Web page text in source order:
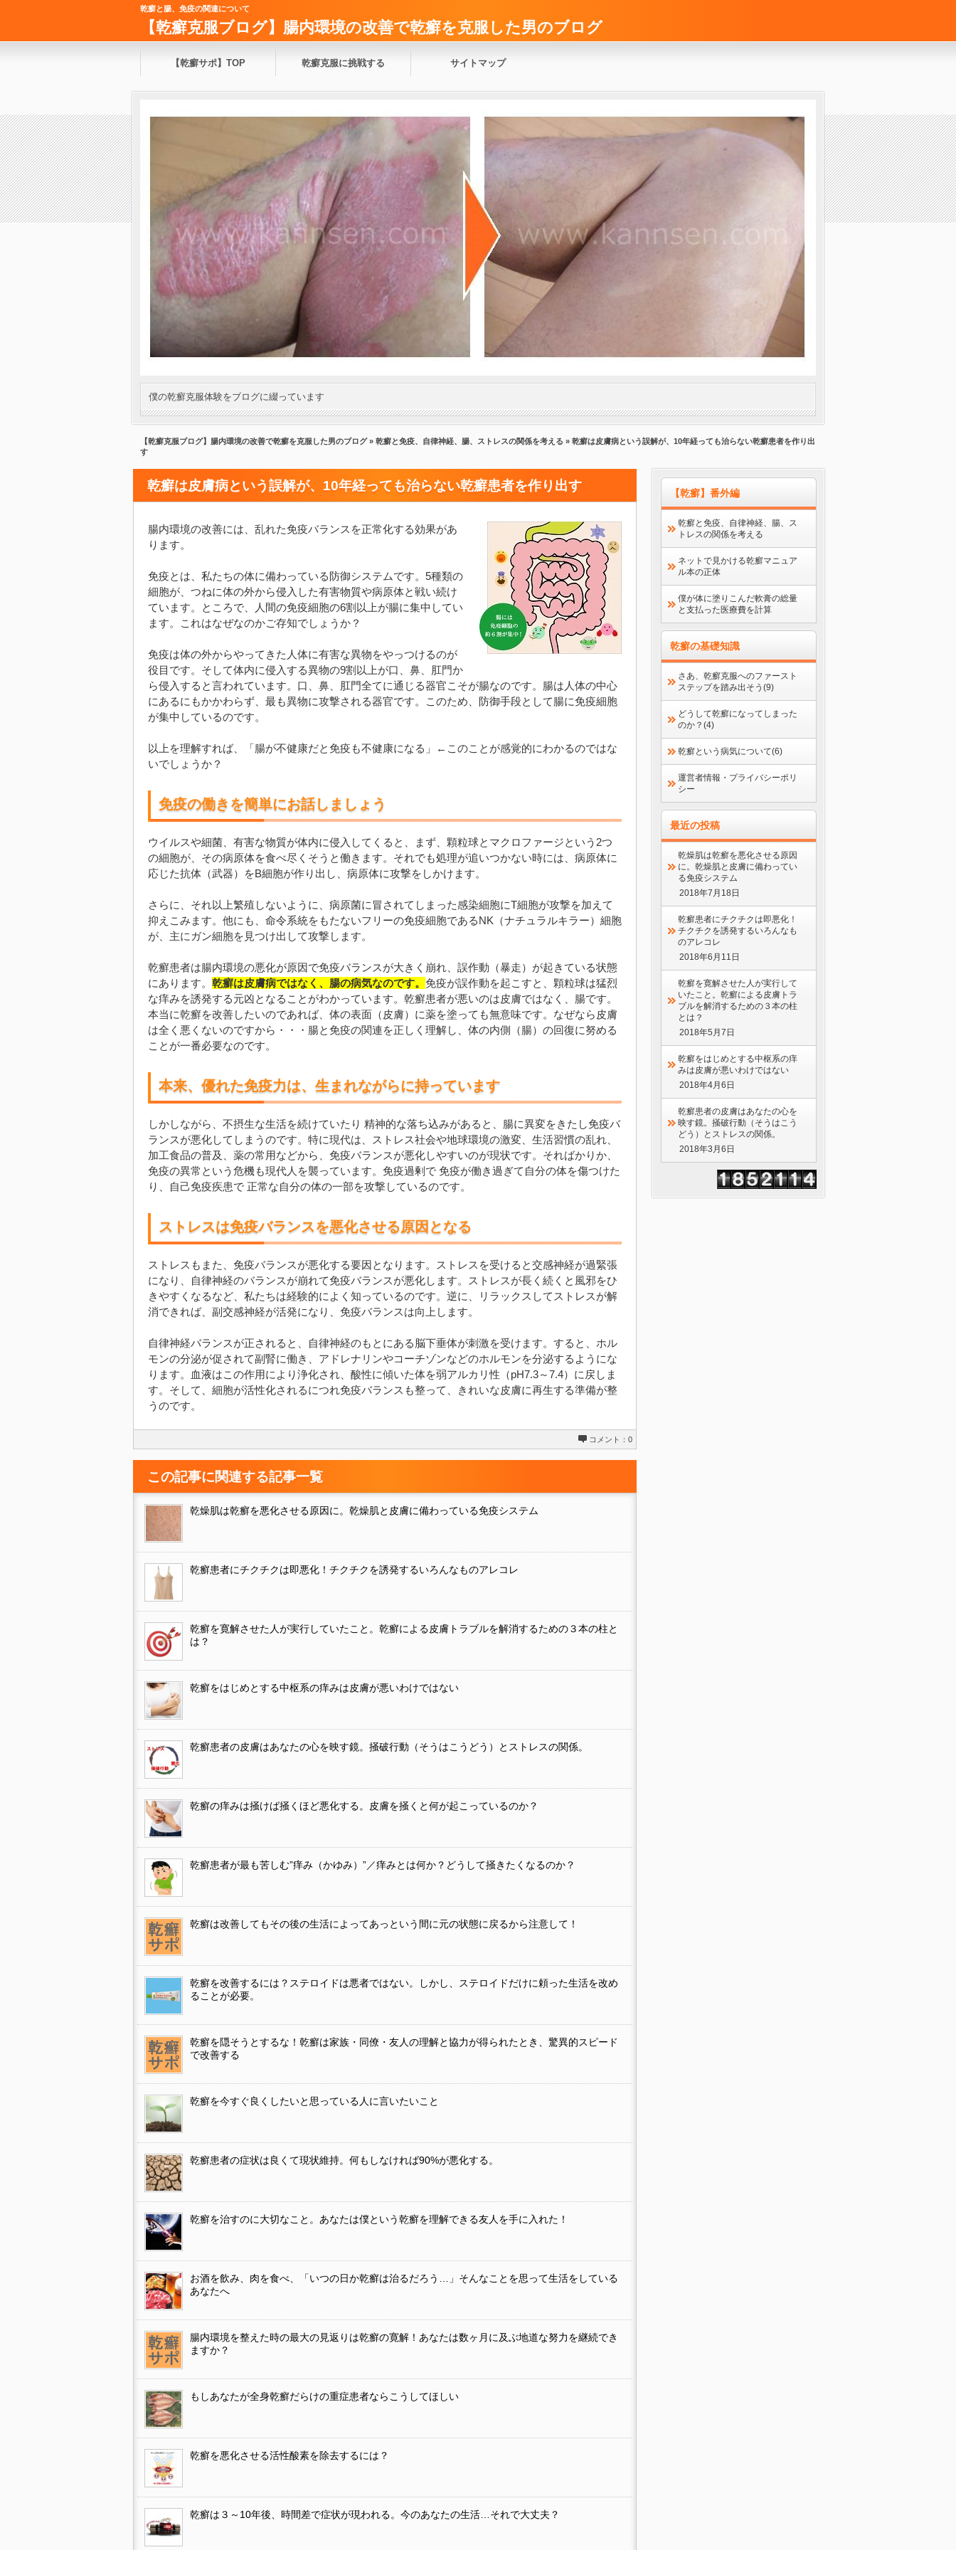
乾癬と腸、免疫の関連について
【乾癬克服ブログ】腸内環境の改善で乾癬を克服した男のブログ
【乾癬サポ】TOP 乾癬克服に挑戦する サイトマップ
僕の乾癬克服体験をブログに綴っています
【乾癬克服ブログ】腸内環境の改善で乾癬を克服した男のブログ» 乾癬と免疫、自律神経、腸、ストレスの関係を考える » 乾癬は皮膚病という誤解が、10年経っても治らない乾癬患者を作り出
す
乾癬は皮膚病という誤解が、10年経っても治らない乾癬患者を作り出す
腸内環境の改善には、乱れた免疫バランスを正常化する効果があ
ります。
免疫とは、私たちの体に備わっている防御システムです。5種類の
細胞が、つねに体の外から侵入した有害物質や病原体と戦い続け
ています。ところで、人間の免疫細胞の6割以上が腸に集中してい
ます。これはなぜなのかご存知でしょうか？
免疫は体の外からやってきた人体に有害な異物をやっつけるのが
役目です。そして体内に侵入する異物の9割以上が口、鼻、肛門か
ら侵入すると言われています。口、鼻、肛門全てに通じる器官こそが腸なのです。腸は人体の中心
にあるにもかかわらず、最も異物に攻撃される器官です。このため、防御手段として腸に免疫細胞
が集中しているのです。
以上を理解すれば、「腸が不健康だと免疫も不健康になる」←このことが感覚的にわかるのではな
いでしょうか？
免疫の働きを簡単にお話しましょう
ウイルスや細菌、有害な物質が体内に侵入してくると、まず、顆粒球とマクロファージという2つ
の細胞が、その病原体を食べ尽くそうと働きます。それでも処理が追いつかない時には、病原体に
応じた抗体（武器）をB細胞が作り出し、病原体に攻撃をしかけます。
さらに、それ以上繁殖しないように、病原菌に冒されてしまった感染細胞にT細胞が攻撃を加えて
抑えこみます。他にも、命令系統をもたないフリーの免疫細胞であるNK（ナチュラルキラー）細胞
が、主にガン細胞を見つけ出して攻撃します。
乾癬患者は腸内環境の悪化が原因で免疫バランスが大きく崩れ、誤作動（暴走）が起きている状態
にあります。 乾癬は皮膚病ではなく、腸の病気なのです。 免疫が誤作動を起こすと、顆粒球は猛烈
な痒みを誘発する元凶となることがわかっています。乾癬患者が悪いのは皮膚ではなく、腸です。
本当に乾癬を改善したいのであれば、体の表面（皮膚）に薬を塗っても無意味です。なぜなら皮膚
は全く悪くないのですから・・・腸と免疫の関連を正しく理解し、体の内側（腸）の回復に努める
ことが一番必要なのです。
本来、優れた免疫力は、生まれながらに持っています
しかしながら、不摂生な生活を続けていたり 精神的な落ち込みがあると、腸に異変をきたし免疫バ
ランスが悪化してしまうのです。特に現代は、ストレス社会や地球環境の激変、生活習慣の乱れ、
加工食品の普及、薬の常用などから、免疫バランスが悪化しやすいのが現状です。そればかりか、
免疫の異常という危機も現代人を襲っています。免疫過剰で 免疫が働き過ぎて自分の体を傷つけた
り、自己免疫疾患で 正常な自分の体の一部を攻撃しているのです。
ストレスは免疫バランスを悪化させる原因となる
ストレスもまた、免疫バランスが悪化する要因となります。ストレスを受けると交感神経が過緊張
になり、自律神経のバランスが崩れて免疫バランスが悪化します。ストレスが長く続くと風邪をひ
きやすくなるなど、私たちは経験的によく知っているのです。逆に、リラックスしてストレスが解
消できれば、副交感神経が活発になり、免疫バランスは向上します。
自律神経バランスが正されると、自律神経のもとにある脳下垂体が刺激を受けます。すると、ホル
モンの分泌が促されて副腎に働き、アドレナリンやコーチゾンなどのホルモンを分泌するようにな
ります。血液はこの作用により浄化され、酸性に傾いた体を弱アルカリ性（pH7.3～7.4）に戻しま
す。そして、細胞が活性化されるにつれ免疫バランスも整って、きれいな皮膚に再生する準備が整
うのです。
コメント：0
この記事に関連する記事一覧
乾燥肌は乾癬を悪化させる原因に。乾燥肌と皮膚に備わっている免疫システム
乾癬患者にチクチクは即悪化！チクチクを誘発するいろんなものアレコレ
乾癬を寛解させた人が実行していたこと。乾癬による皮膚トラブルを解消するための３本の柱と
は？
乾癬をはじめとする中枢系の痒みは皮膚が悪いわけではない
乾癬患者の皮膚はあなたの心を映す鏡。掻破行動（そうはこうどう）とストレスの関係。
乾癬の痒みは掻けば掻くほど悪化する。皮膚を掻くと何が起こっているのか？
乾癬患者が最も苦しむ”痒み（かゆみ）”／痒みとは何か？どうして掻きたくなるのか？
乾癬は改善してもその後の生活によってあっという間に元の状態に戻るから注意して！
乾癬を改善するには？ステロイドは悪者ではない。しかし、ステロイドだけに頼った生活を改め
ることが必要。
乾癬を隠そうとするな！乾癬は家族・同僚・友人の理解と協力が得られたとき、驚異的スピード
で改善する
乾癬を今すぐ良くしたいと思っている人に言いたいこと
乾癬患者の症状は良くて現状維持。何もしなければ90%が悪化する。
乾癬を治すのに大切なこと。あなたは僕という乾癬を理解できる友人を手に入れた！
お酒を飲み、肉を食べ、「いつの日か乾癬は治るだろう…」そんなことを思って生活をしている
あなたへ
腸内環境を整えた時の最大の見返りは乾癬の寛解！あなたは数ヶ月に及ぶ地道な努力を継続でき
ますか？
もしあなたが全身乾癬だらけの重症患者ならこうしてほしい
乾癬を悪化させる活性酸素を除去するには？
乾癬は３～10年後、時間差で症状が現われる。今のあなたの生活…それで大丈夫？
【乾癬】番外編
乾癬と免疫、自律神経、腸、ス
トレスの関係を考える
ネットで見かける乾癬マニュア
ル本の正体
僕が体に塗りこんだ軟膏の総量
と支払った医療費を計算
乾癬の基礎知識
さあ、乾癬克服へのファースト
ステップを踏み出そう(9)
どうして乾癬になってしまった
のか？(4)
乾癬という病気について(6)
運営者情報・プライバシーポリ
シー
最近の投稿
乾燥肌は乾癬を悪化させる原因
に。乾燥肌と皮膚に備わってい
る免疫システム
2018年7月18日
乾癬患者にチクチクは即悪化！
チクチクを誘発するいろんなも
のアレコレ
2018年6月11日
乾癬を寛解させた人が実行して
いたこと。乾癬による皮膚トラ
ブルを解消するための３本の柱
とは？
2018年5月7日
乾癬をはじめとする中枢系の痒
みは皮膚が悪いわけではない
2018年4月6日
乾癬患者の皮膚はあなたの心を
映す鏡。掻破行動（そうはこう
どう）とストレスの関係。
2018年3月6日